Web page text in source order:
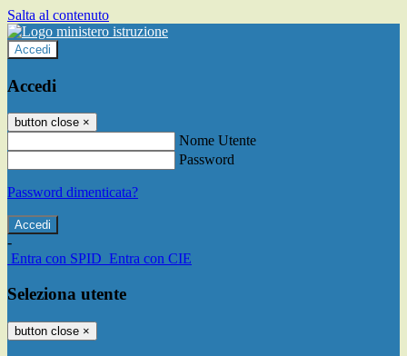
Salta al contenuto
Accedi
Accedi
button close ×
Nome Utente
Password
Password dimenticata?
-
Entra con SPID Entra con CIE
Seleziona utente
button close ×